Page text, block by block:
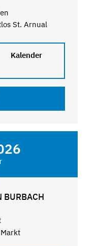
St. Arnual
Kalender
BURBACH